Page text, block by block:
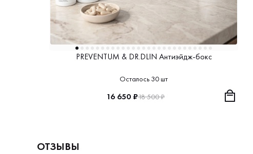
PREVENTUM & DR.DLIN Антиэйдж-бокс
Осталось 30 шт
16 650 ₽18 500 ₽
ОТЗЫВЫ